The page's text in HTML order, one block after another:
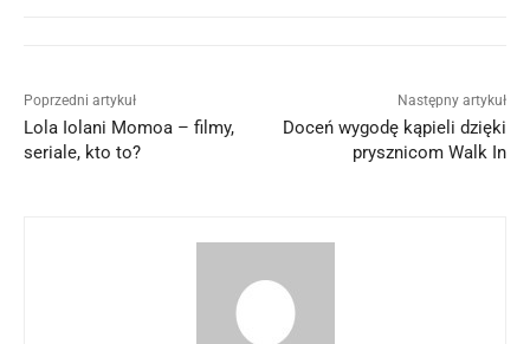
Poprzedni artykuł
Lola Iolani Momoa – filmy,
seriale, kto to?
Następny artykuł
Doceń wygodę kąpieli dzięki
prysznicom Walk In